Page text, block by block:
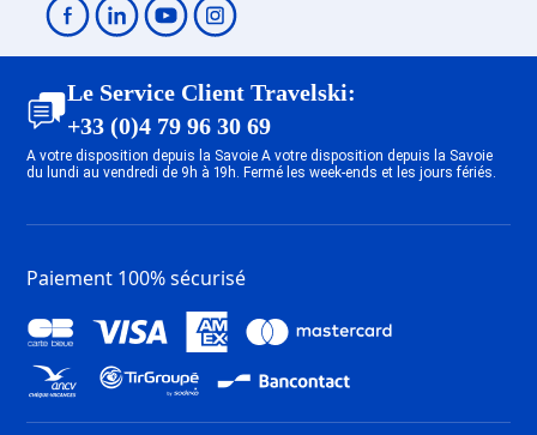
Location appartement ski Méribel
Centre 1600
Location appartement ski Les
Menuires Reberty 2000
Menuires Reberty 1850
Menuires Croisette
Location appartement ski Saint
Martin de Belleville
Location appartement ski Les
Menuires Preyerand
Le Service Client Travelski:
+33 (0)4 79 96 30 69
A votre disposition depuis la Savoie A votre disposition depuis la Savoie
du lundi au vendredi de 9h à 19h. Fermé les week-ends et les jours fériés.
Paiement 100% sécurisé